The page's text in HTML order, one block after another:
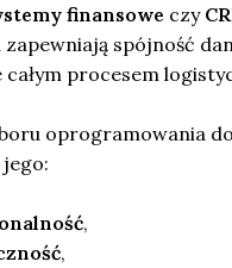
finansowe czy
spójność
całym procesem
oprogramowania
,
,